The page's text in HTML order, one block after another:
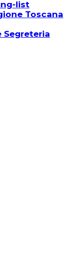
list
Toscana
Segreteria